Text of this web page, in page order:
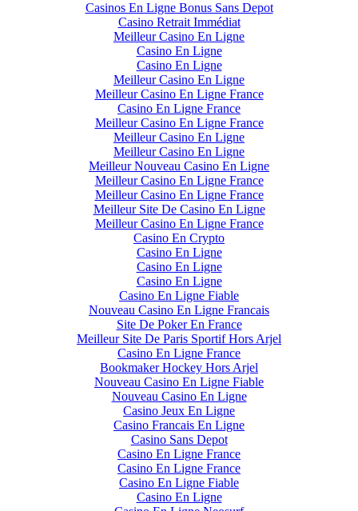
Casinos En Ligne Bonus Sans Depot
Casino Retrait Immédiat
Meilleur Casino En Ligne
Casino En Ligne
Casino En Ligne
Meilleur Casino En Ligne
Meilleur Casino En Ligne France
Casino En Ligne France
Meilleur Casino En Ligne France
Meilleur Casino En Ligne
Meilleur Casino En Ligne
Meilleur Nouveau Casino En Ligne
Meilleur Casino En Ligne France
Meilleur Casino En Ligne France
Meilleur Site De Casino En Ligne
Meilleur Casino En Ligne France
Casino En Crypto
Casino En Ligne
Casino En Ligne
Casino En Ligne
Casino En Ligne Fiable
Nouveau Casino En Ligne Francais
Site De Poker En France
Meilleur Site De Paris Sportif Hors Arjel
Casino En Ligne France
Bookmaker Hockey Hors Arjel
Nouveau Casino En Ligne Fiable
Nouveau Casino En Ligne
Casino Jeux En Ligne
Casino Francais En Ligne
Casino Sans Depot
Casino En Ligne France
Casino En Ligne France
Casino En Ligne Fiable
Casino En Ligne